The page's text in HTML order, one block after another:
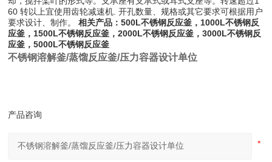
60转以上宜使用齿轮减速机.开孔数量、规格或其它要求可根据用户
要求设计、制作。
相关产品：500L不锈钢反应釜，1000L不锈钢反
应釜，1500L不锈钢反应釜，2000L不锈钢反应釜，3000L不锈钢反
应釜，5000L不锈钢反应釜
不锈钢溶解釜/蒸馏反应釜/压力容器设计单位
产品咨询